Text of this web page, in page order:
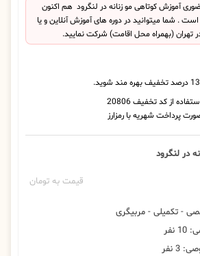
آموزش کوتاهی مو زنانه در لنگرود هم اکنون
. شما میتوانید در دوره های آموزش آنلاین و یا
(بهمراه محل اقامت) شرکت نمایید.
در لنگرود
قیمت به تومان
- تکمیلی - مربیگری
نفر
نفر